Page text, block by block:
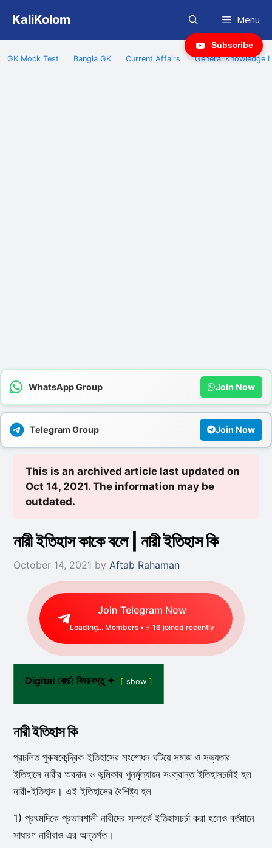
content
KaliKolom Menu
GK Mock Test Bangla GK Current Affairs General Knowledge
WhatsApp Group Join Now
Telegram Group Join Now
Subscribe
This is an archived article last updated on
Oct 14, 2021. The information may be
outdated.
নারী ইতিহাস কাকে বলে | নারী ইতিহাস কি
October 14, 2021 by Aftab Rahaman
Join Telegram Now
Loading...Members • ⚡ 34 joined recently
Digital বোর্ড: বিষয়বস্তু ✦ show
নারী ইতিহাস কি
প্রচলিত পুরুষকেন্দ্রিক ইতিহাসের সংশোধন ঘটিয়ে সমাজ ও সভ্যতার
ইতিহাসে নারীর অবদান ও ভূমিকার পুনর্মূল্যায়ন সংক্রান্ত ইতিহাসচর্চাই হল
নারী-ইতিহাস। এই ইতিহাসের বৈশিষ্ট্য হল
1) প্রথমদিকে প্রভাবশালী নারীদের সম্পর্কে ইতিহাসচর্চা করা হলেও বর্তমানে
সাধারণ নারীরাও এর অন্তর্গত।